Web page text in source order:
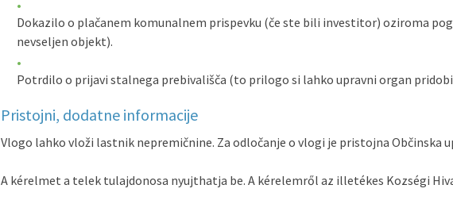
Dokazilo o plačanem komunalnem prispevku (če ste bili investitor) oziroma
nevseljen objekt).
Potrdilo o prijavi stalnega prebivališča (to prilogo si lahko upravni organ
Pristojni, dodatne informacije
Vlogo lahko vloži lastnik nepremičnine. Za odločanje o vlogi je pristojna Občinska
A kérelmet a telek tulajdonosa nyujthatja be. A kérelemről az illetékes Kozségi